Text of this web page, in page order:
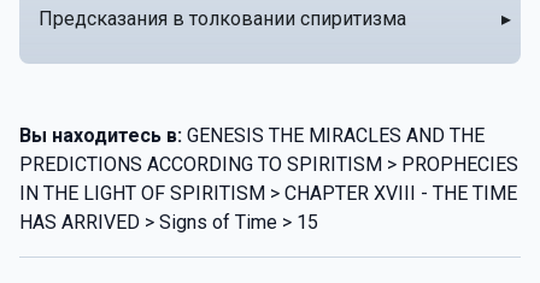
Предсказания в толковании спиритизма ▸
Вы находитесь в: GENESIS THE MIRACLES AND THE
PREDICTIONS ACCORDING TO SPIRITISM > PROPHECIES
IN THE LIGHT OF SPIRITISM > CHAPTER XVIII - THE TIME
HAS ARRIVED > Signs of Time > 15